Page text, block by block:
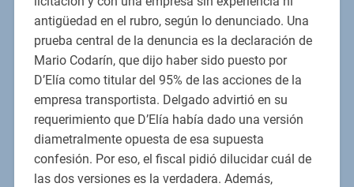
antigüedad en el rubro, según lo denunciado. Una
prueba central de la denuncia es la declaración de
Mario Codarín, que dijo haber sido puesto por
D’Elía como titular del 95% de las acciones de la
empresa transportista. Delgado advirtió en su
requerimiento que D’Elía había dado una versión
diametralmente opuesta de esa supuesta
confesión. Por eso, el fiscal pidió dilucidar cuál de
las dos versiones es la verdadera. Además,